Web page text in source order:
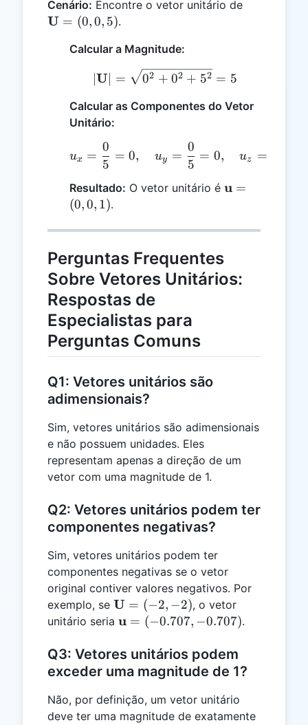
Cenário: Encontre o vetor unitário de
U = (0,0, 5).
Calcular a Magnitude:
|\mathbf{U}| =
∣U = 02 + 02 + 52 = 5
Calcular as Componentes do Vetor
Unitário:
u_x = \frac{0}{5} =
ux =
5
0
= 0, uy =
5
0
= 0, uz =
Resultado: O vetor unitário é \mathbf{u}
u =
(0,0, 1).
Perguntas Frequentes
Sobre Vetores Unitários:
Respostas de
Especialistas para
Perguntas Comuns
Q1: Vetores unitários são
adimensionais?
Sim, vetores unitários são adimensionais
e não possuem unidades. Eles
representam apenas a direção de um
vetor com uma magnitude de 1.
Q2: Vetores unitários podem ter
componentes negativas?
Sim, vetores unitários podem ter
componentes negativas se o vetor
original contiver valores negativos. Por
exemplo, se \mathbf{U}
= (-2, -2)
U = (−2, −2), o vetor
unitário seria \mathbf{u}
-0.707)
u = (−0.707, −0.707).
Q3: Vetores unitários podem
exceder uma magnitude de 1?
Não, por definição, um vetor unitário
deve ter uma magnitude de exatamente